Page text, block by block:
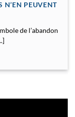
N’EN PEUVENT
de l’abandon